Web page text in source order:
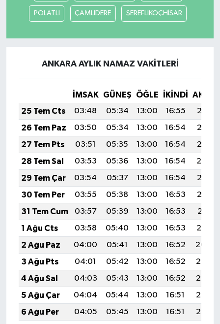
POLATLI ÇAMLIDERE ŞEREFLİKOÇHİSAR
ANKARA AYLIK NAMAZ VAKITLERI
İMSAK GÜNEŞ ÖĞLE İKINDI
25 Tem Cts
03:48 05:34 13:00 16:55
20:17
26 Tem Paz
03:50 05:34 13:00 16:54
20:16
27 Tem Pts
03:51 05:35 13:00 16:54
20:15
28 Tem Sal
03:53 05:36 13:00 16:54
20:14
29 Tem Çar
03:54 05:37 13:00 16:54
20:13
30 Tem Per
03:55 05:38 13:00 16:53
20:12
31 Tem Cum
03:57 05:39 13:00 16:53
20:11
1 Ağu Cts
03:58 05:40 13:00 16:53
20:10
2 Ağu Paz
04:00 05:41 13:00 16:52
20:09
3 Ağu Pts
04:01 05:42 13:00 16:52
20:08
4 Ağu Sal
04:03 05:43 13:00 16:52
20:07
5 Ağu Çar
04:04 05:44 13:00 16:51
20:06
6 Ağu Per
04:05 05:45 13:00 16:51
20:05